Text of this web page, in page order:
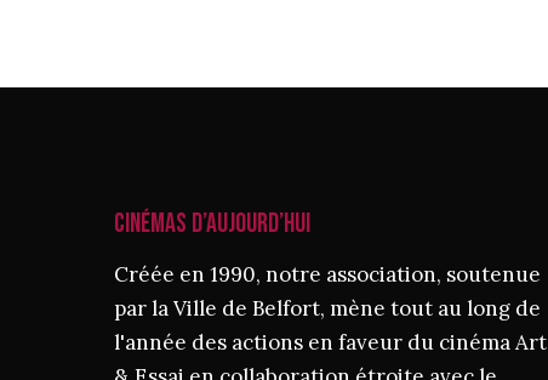
CINÉMAS D’AUJOURD’HUI
Créée en 1990, notre association, soutenue
par la Ville de Belfort, mène tout au long de
l'année des actions en faveur du cinéma Art